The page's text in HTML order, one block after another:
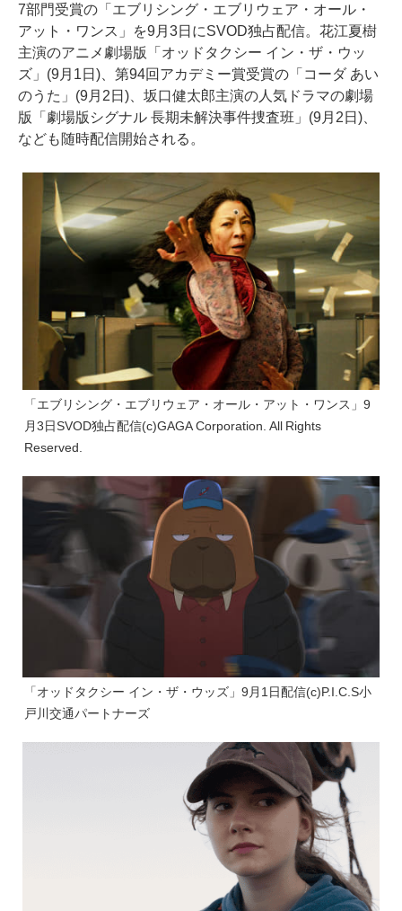
7部門受賞の「エブリシング・エブリウェア・オール・
アット・ワンス」を9月3日にSVOD独占配信。花江夏樹
主演のアニメ劇場版「オッドタクシー イン・ザ・ウッ
ズ」(9月1日)、第94回アカデミー賞受賞の「コーダ あい
のうた」(9月2日)、坂口健太郎主演の人気ドラマの劇場
版「劇場版シグナル 長期未解決事件捜査班」(9月2日)、
なども随時配信開始される。
「エブリシング・エブリウェア・オール・アット・ワンス」9
月3日SVOD独占配信(c)GAGA Corporation. All Rights
Reserved.
「オッドタクシー イン・ザ・ウッズ」9月1日配信(c)P.I.C.S小
戸川交通パートナーズ